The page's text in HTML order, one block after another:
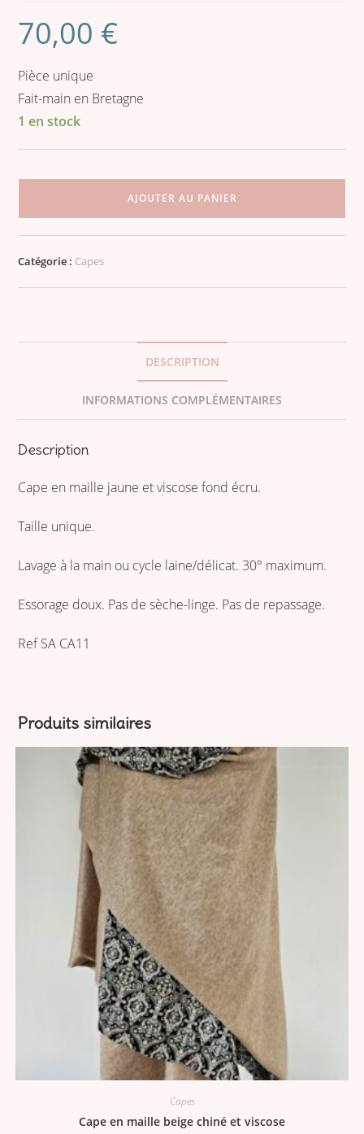
70,00 €
Pièce unique
Fait-main en Bretagne
1 en stock
Cape
en
maille
AJOUTER AU PANIER
Catégorie : Capes
DESCRIPTION
INFORMATIONS COMPLÉMENTAIRES
Description
Cape en maille jaune et viscose fond écru.
Taille unique.
Lavage à la main ou cycle laine/délicat. 30° maximum.
Essorage doux. Pas de sèche-linge. Pas de repassage.
Ref SA CA11
Produits similaires
Capes
Cape en maille beige chiné et viscose